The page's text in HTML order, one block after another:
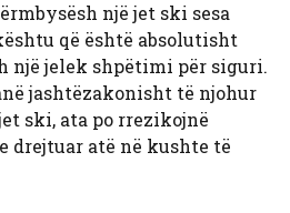
një jet ski sesa
që është absolutisht
një jelek shpëtimi për siguri.
jashtëzakonisht të njohur
ski, ata po rrezikojnë
drejtuar atë në kushte të